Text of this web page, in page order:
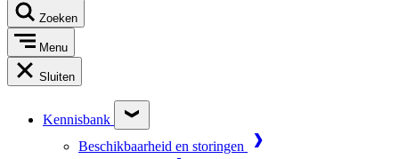
Zoeken
Menu
Sluiten
Kennisbank
Beschikbaarheid en storingen